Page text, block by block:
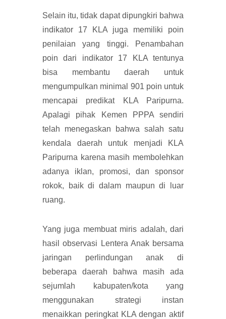
Selain itu, tidak dapat dipungkiri bahwa
indikator 17 KLA juga memiliki poin
penilaian yang tinggi. Penambahan
poin dari indikator 17 KLA tentunya
bisa membantu daerah untuk
mengumpulkan minimal 901 poin untuk
mencapai predikat KLA Paripurna.
Apalagi pihak Kemen PPPA sendiri
telah menegaskan bahwa salah satu
kendala daerah untuk menjadi KLA
Paripurna karena masih membolehkan
adanya iklan, promosi, dan sponsor
rokok, baik di dalam maupun di luar
ruang.
Yang juga membuat miris adalah, dari
hasil observasi Lentera Anak bersama
jaringan perlindungan anak di
beberapa daerah bahwa masih ada
sejumlah kabupaten/kota yang
menggunakan strategi instan
menaikkan peringkat KLA dengan aktif